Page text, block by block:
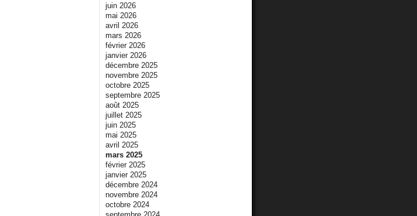
juin 2026
mai 2026
avril 2026
mars 2026
février 2026
janvier 2026
décembre 2025
novembre 2025
octobre 2025
septembre 2025
août 2025
juillet 2025
juin 2025
mai 2025
avril 2025
mars 2025
février 2025
janvier 2025
décembre 2024
novembre 2024
octobre 2024